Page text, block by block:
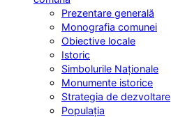
Prezentare generală
Monografia comunei
Obiective locale
Istoric
Simbolurile Naționale
Monumente istorice
Strategia de dezvoltare
Populația